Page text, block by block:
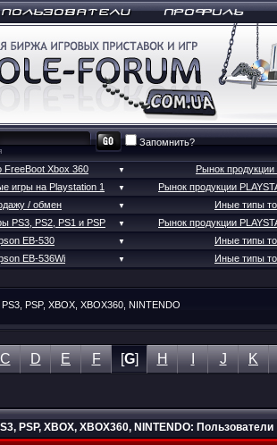
Запомнить?
FreeBoot Xbox 360 ▼
Рынок продукции
игры на Playstation 1
▼
Рынок продукции
/ обмен
▼
Иные типы
PS3, PS2, PS1 и PSP
▼
Рынок продукции
EB-530
▼
Иные типы
EB-536Wi
▼ Иные типы
PSP, XBOX, XBOX360, NINTENDO
C D E F [G] H I J K
PSP, XBOX, XBOX360, NINTENDO: Пользователи